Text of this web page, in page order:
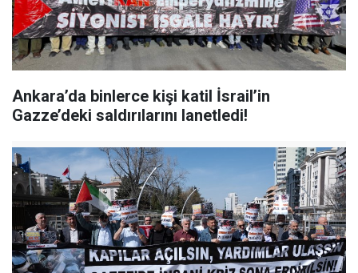
Ankara’da binlerce kişi katil İsrail’in
Gazze’deki saldırılarını lanetledi!